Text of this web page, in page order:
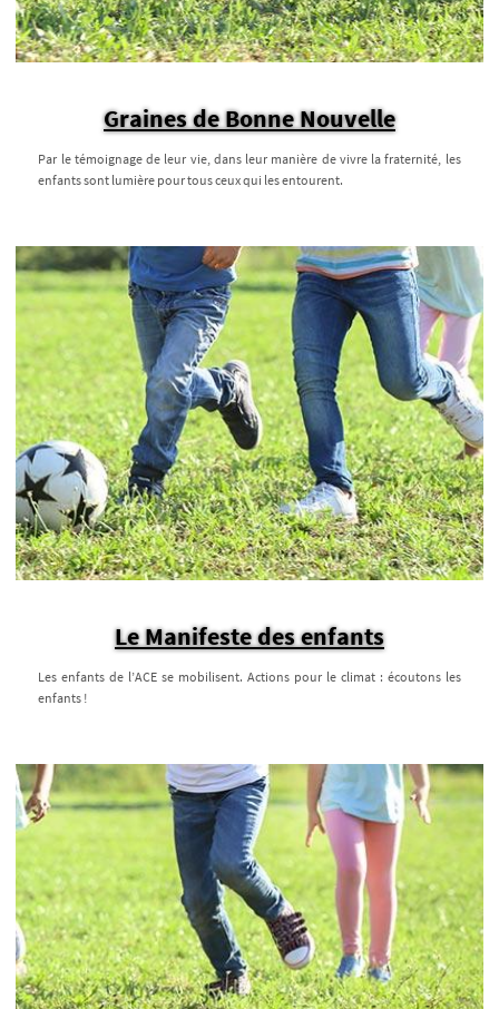
Graines de Bonne Nouvelle
Par le témoignage de leur vie, dans leur manière de vivre la fraternité, les
enfants sont lumière pour tous ceux qui les entourent.
Le Manifeste des enfants
Les enfants de l’ACE se mobilisent. Actions pour le climat : écoutons les
enfants !